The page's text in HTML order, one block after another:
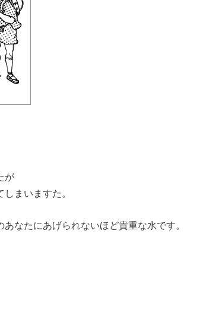
が
まいますた。
なたにあげられないほど貴重な水です。